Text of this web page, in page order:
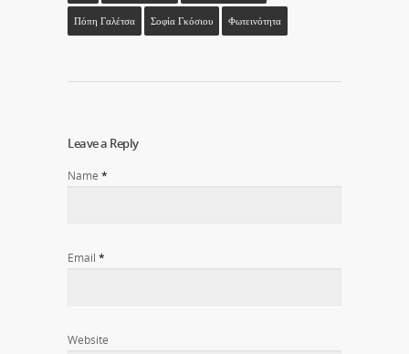
Πόπη Γαλέτσα Σοφία Γκόσιου Φωτεινότητα
Leave a Reply
Name *
Email *
Website